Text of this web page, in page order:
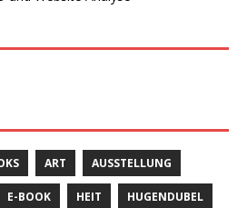
ART AUSSTELLUNG
E-BOOK HEIT HUGENDUBEL